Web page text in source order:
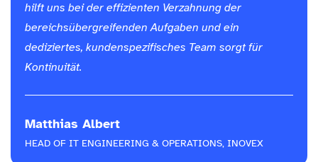
hilft uns bei der effizienten Verzahnung der
bereichsübergreifenden Aufgaben und ein
dediziertes, kundenspezifisches Team sorgt für
Kontinuität.
Matthias Albert
HEAD OF IT ENGINEERING & OPERATIONS, INOVEX